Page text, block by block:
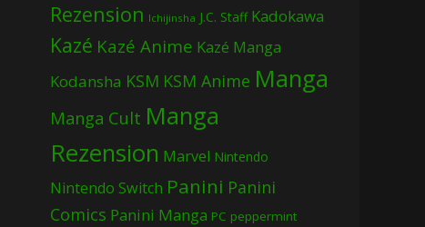
Rezension Ichijinsha J.C. Staff Kadokawa
Kazé Kazé Anime Kazé Manga
Kodansha KSM KSM Anime Manga
Manga Cult Manga
Rezension Marvel Nintendo
Nintendo Switch Panini Panini
Comics Panini Manga PC peppermint